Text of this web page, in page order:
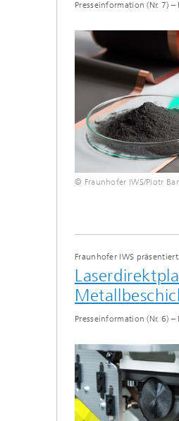
Presseinformation (Nr. 7) –
© Fraunhofer IWS/Piotr
Fraunhofer IWS
Presseinformation (Nr. 6) –